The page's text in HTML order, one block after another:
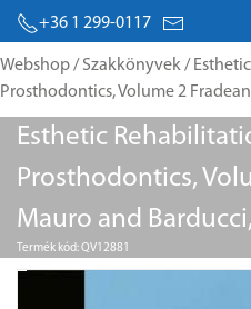
+36 1 299-0117
Webshop/ Szakkönyvek/
Prosthodontics, Volume 2
Esthetic
Prosthodontics,
Mauro and
Termék kód: QV12881